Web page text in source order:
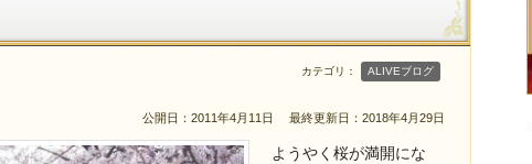
カテゴリ： ALIVEブログ
公開日：2011年4月11日 最終更新日：2018年4月29日
ようやく桜が満開にな